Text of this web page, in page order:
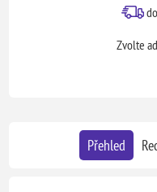
Zvolte
Přehled